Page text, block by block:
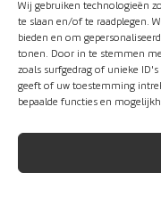
Wij gebruiken technologieën
te slaan en/of te raadplegen.
bieden en om
tonen. Door in te stemmen
zoals surfgedrag of unieke
geeft of uw toestemming
bepaalde functies en
Productie op maat
Excellente service
Partners